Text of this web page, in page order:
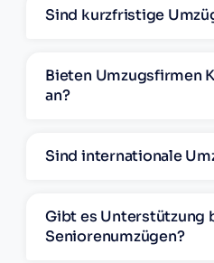
Sind kurzfristige
Bieten Umzugsfirmen
an?
Sind internationale
Gibt es Unterstützung
Seniorenumzügen?